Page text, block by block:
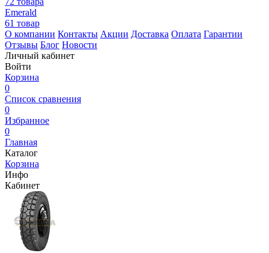
Emerald
61 товар
О компании Контакты Акции Доставка Оплата Гарантии
Отзывы Блог Новости
Личный кабинет
Войти
Корзина
0
Список сравнения
0
Избранное
0
Главная
Каталог
Корзина
Инфо
Кабинет